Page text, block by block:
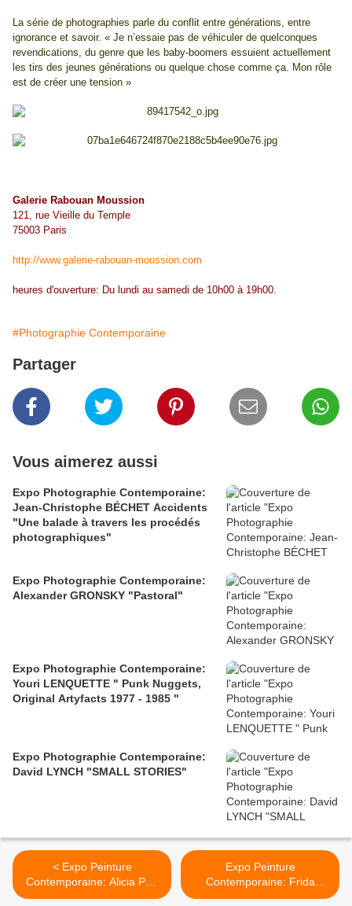
La série de photographies parle du conflit entre générations, entre
ignorance et savoir. « Je n’essaie pas de véhiculer de quelconques
revendications, du genre que les baby-boomers essuient actuellement
les tirs des jeunes générations ou quelque chose comme ça. Mon rôle
est de créer une tension »
Galerie Rabouan Moussion
121, rue Vieille du Temple
75003 Paris
http://www.galerie-rabouan-moussion.com
heures d'ouverture: Du lundi au samedi de 10h00 à 19h00.
#Photographie Contemporaine
Partager
Vous aimerez aussi
Expo Photographie Contemporaine:
Jean-Christophe BÉCHET Accidents
"Une balade à travers les procédés
photographiques"
Expo Photographie Contemporaine:
Alexander GRONSKY "Pastoral"
Expo Photographie Contemporaine:
Youri LENQUETTE " Punk Nuggets,
Original Artyfacts 1977 - 1985 "
Expo Photographie Contemporaine:
David LYNCH "SMALL STORIES"
< Expo Peinture
Contemporaine: Alicia PAZ
"Garden of Folies"
Expo Peinture
Contemporaine: Frida
Kahlo / Diego Rivera "L'art